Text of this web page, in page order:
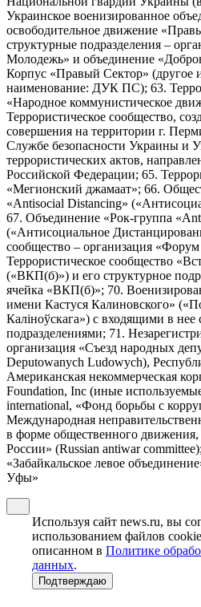
Украинское военизированное
освободительное движение
структурные подразделения –
Молодежь» и объединение
Корпус «Правый Сектор» (другое
наименование: ДУК ПС); 63.
«Народное коммунистическое
Террористическое сообщество,
совершения на территории г.
Службе безопасности Украины и
террористических актов,
Российской Федерации; 65.
«Мегионский джамаат»; 66.
«Antisocial Distancing»
67. Объединение «Рок-группа
(«Антисоциальное
сообщество – организация
Террористическое сообщество
(«ВКП(б)») и его структурное
ячейка «ВКП(б)»; 70.
имени Кастуся Калиновского»
Калiноўскага») с входящими в нее
подразделениями; 71.
организация «Съезд народных
Deputowanych Ludowych),
Американская некоммерческая
Foundation, Inc (иные
international, «Фонд борьбы с
Международная
в форме общественного
России» (Russian antiwar
«Забайкальское левое
Уфы»
Используя сайт news.ru, вы
использованием файлов
описанном в Политике
данных.
Подтверждаю